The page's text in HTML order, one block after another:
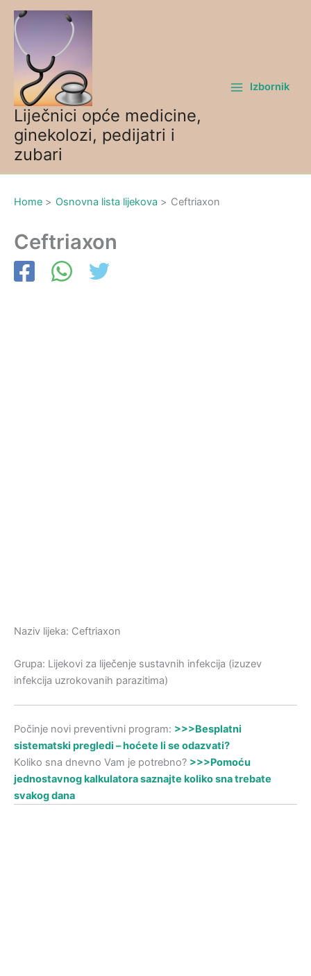
Skip
content
Liječnici opće medicine,
ginekolozi, pedijatri i
zubari
Izbornik
Home Osnovna lista lijekova Ceftriaxon
Ceftriaxon
Naziv lijeka: Ceftriaxon
Grupa: Lijekovi za liječenje sustavnih infekcija (izuzev
infekcija uzrokovanih parazitima)
Počinje novi preventivni program: >>>Besplatni
sistematski pregledi – hoćete li se odazvati?
Koliko sna dnevno Vam je potrebno? >>>Pomoću
jednostavnog kalkulatora saznajte koliko sna trebate
svakog dana